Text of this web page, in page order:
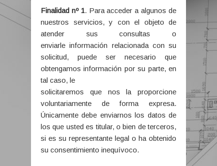
Finalidad nº 1. Para acceder a algunos de
nuestros servicios, y con el objeto de
atender sus consultas o
enviarle información relacionada con su
solicitud, puede ser necesario que
obtengamos información por su parte, en
tal caso, le
solicitaremos que nos la proporcione
voluntariamente de forma expresa.
Únicamente debe enviarnos los datos de
los que usted es titular, o bien de terceros,
si es su representante legal o ha obtenido
su consentimiento inequívoco.